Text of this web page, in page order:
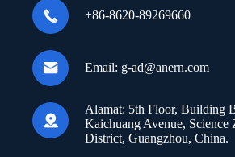
 +86-8620-89269660
 Email: g-ad@anern.com

Alamat: 5th Floor, Building
Kaichuang Avenue, Science
District, Guangzhou, China.